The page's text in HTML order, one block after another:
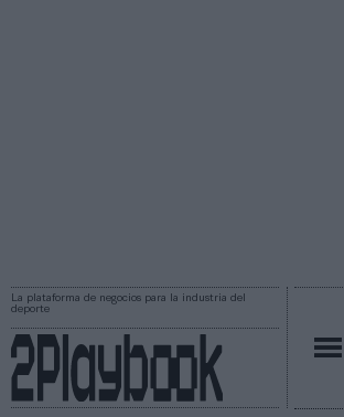
La plataforma de negocios para la industria del
deporte